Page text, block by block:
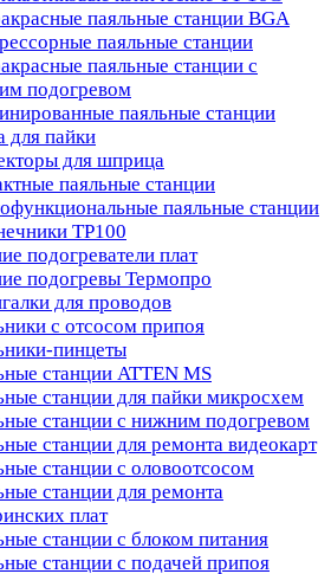
паяльные станции BGA
паяльные станции
паяльные станции с
подогревом
паяльные станции
для пайки
для шприца
паяльные станции
паяльные станции
TP100
подогреватели плат
подогревы Термопро
для проводов
с отсосом припоя
пинцеты
станции ATTEN MS
станции для пайки микросхем
станции с нижним подогревом
станции для ремонта видеокарт
станции с оловоотсосом
станции для ремонта
плат
станции с блоком питания
станции с подачей припоя